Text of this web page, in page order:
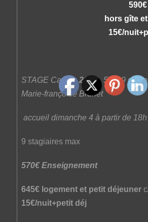
590€
hors gîte et
15€/nuit+petit
STAGE Carnac2022 5 au 9
Marie-françoise Brunet
accueil dimanche 4 à partir de 18h
9 stagiaires max
570€ Enseignement
645€ logement et petit déjeuner
15€/nuit+petit déj